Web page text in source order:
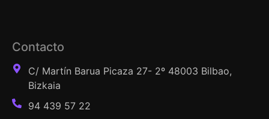
Contacto
C/ Martín Barua Picaza 27- 2º 48003 Bilbao,
Bizkaia
94 439 57 22